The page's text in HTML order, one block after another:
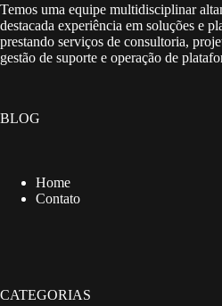
Temos uma equipe multidisciplinar
destacada experiência em soluções e
prestando serviços de consultoria,
gestão de suporte e operação de
BLOG
Home
Contato
CATEGORIAS